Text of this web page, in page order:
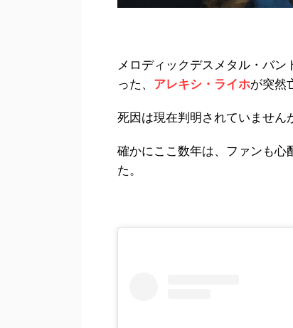
メロディックデスメタル・バン
った、 アレキシ・ライホが突然
死因は現在判明されていません
確かにここ数年は、ファンも心
た。